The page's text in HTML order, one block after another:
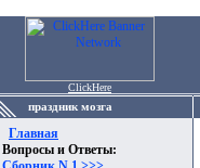
ClickHere
праздник мозга
Главная
Вопросы и Ответы: